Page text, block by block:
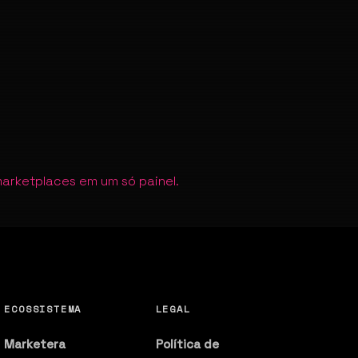
em um só painel.
ECOSSISTEMA
Marketera
LEGAL
Política de